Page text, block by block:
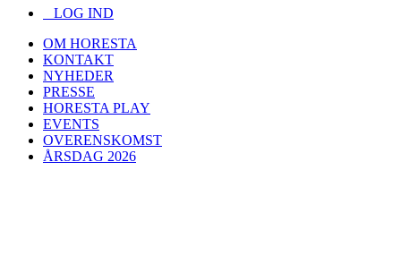
LOG IND
OM HORESTA
KONTAKT
NYHEDER
PRESSE
HORESTA PLAY
EVENTS
OVERENSKOMST
ÅRSDAG 2026